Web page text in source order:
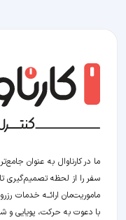
ما در کارناوال به عنوان
سفر را از لحظه‌ تصمیم‌گیری
ماموریت‌مان اراﺋــﻪ خدمات
با دعوت به حرکت، پویایی و